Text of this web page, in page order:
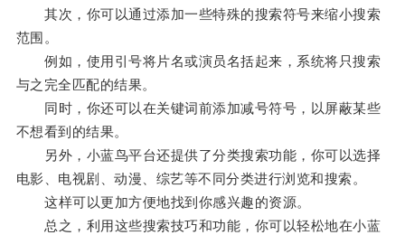
其次，你可以通过添加一些特殊的搜索符号来缩小搜索
范围。
例如，使用引号将片名或演员名括起来，系统将只搜索
与之完全匹配的结果。
同时，你还可以在关键词前添加减号符号，以屏蔽某些
不想看到的结果。
另外，小蓝鸟平台还提供了分类搜索功能，你可以选择
电影、电视剧、动漫、综艺等不同分类进行浏览和搜索。
这样可以更加方便地找到你感兴趣的资源。
总之，利用这些搜索技巧和功能，你可以轻松地在小蓝